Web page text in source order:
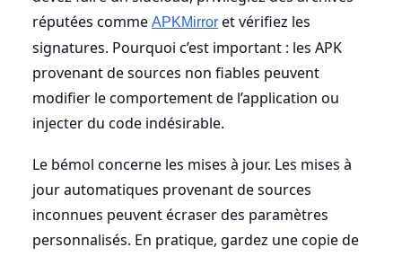
réputées comme APKMirror et vérifiez les
signatures. Pourquoi c’est important : les APK
provenant de sources non fiables peuvent
modifier le comportement de l’application ou
injecter du code indésirable.
Le bémol concerne les mises à jour. Les mises à
jour automatiques provenant de sources
inconnues peuvent écraser des paramètres
personnalisés. En pratique, gardez une copie de